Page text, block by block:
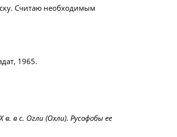
Считаю необходимым
1965.
в с. Огли (Охли). Русофобы ее